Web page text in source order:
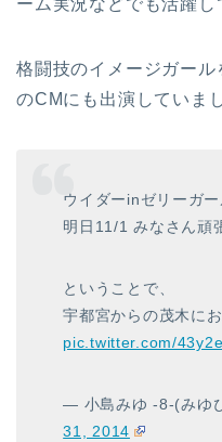
格闘技のイメージガー
のCMにも出演していま
ウイダーinゼリーガー
明日11/1 みなさん頑
ということで、
宇都宮からの茂木に
pic.twitter.com/
— 小島みゆ -8-(みゆ
31, 2014